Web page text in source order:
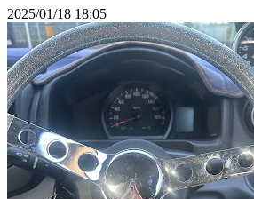
2025/01/18 18:05